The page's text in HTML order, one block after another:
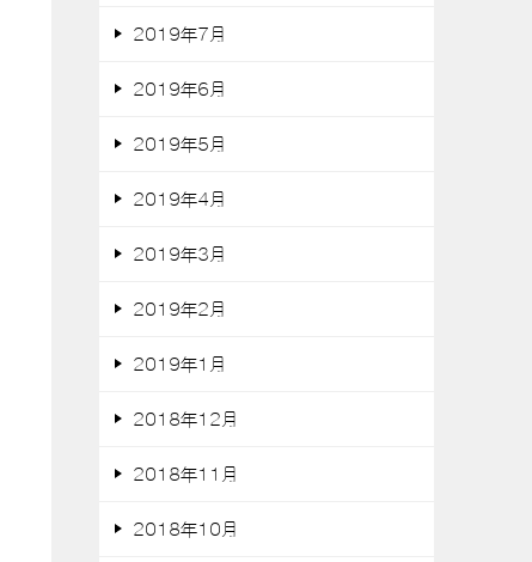
2019年7月
2019年6月
2019年5月
2019年4月
2019年3月
2019年2月
2019年1月
2018年12月
2018年11月
2018年10月